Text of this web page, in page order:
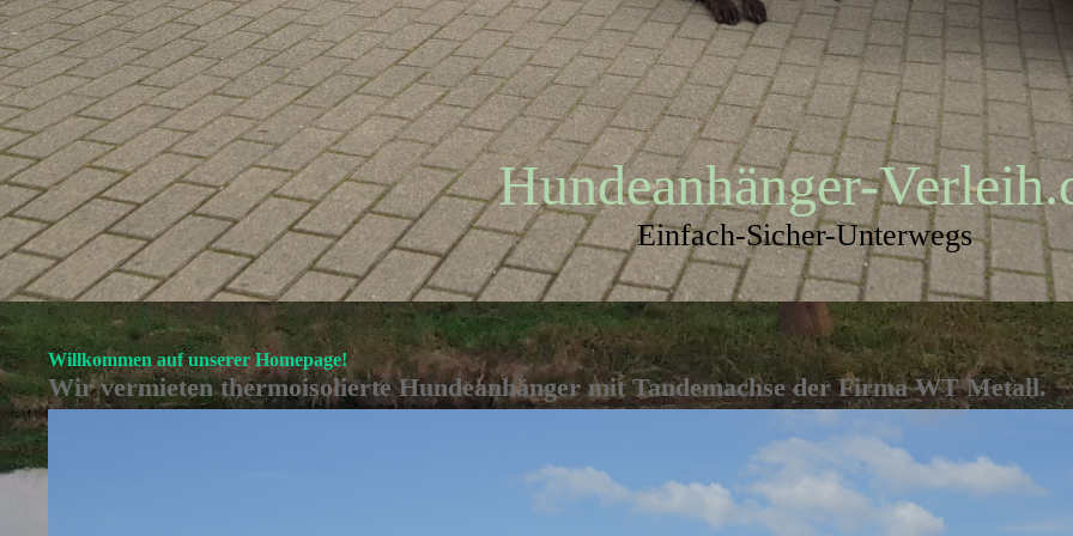
Hundeanhänger-
Einfach-Sicher-Unterwegs
Willkommen auf unserer Homepage!
Wir vermieten thermoisolierte Hundeanhänger mit Tandemachse der Firma WT Metall.